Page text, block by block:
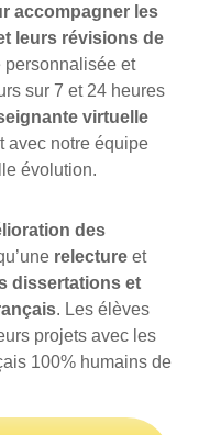
accompagner les
leurs révisions de
personnalisée et
sur 7 et 24 heures
virtuelle
avec notre équipe
évolution.
des
relecture et
dissertations et
. Les élèves
projets avec les
100% humains de